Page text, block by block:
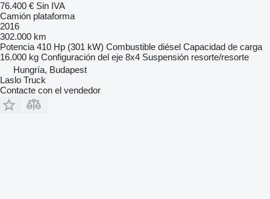
76.400 € Sin IVA
Camión plataforma
2016
302.000 km
Potencia 410 Hp (301 kW) Combustible diésel Capacidad de carga
16.000 kg Configuración del eje 8x4 Suspensión resorte/resorte
Hungría, Budapest
Laslo Truck
Contacte con el vendedor